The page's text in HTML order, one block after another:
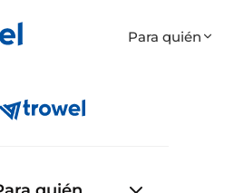
Para quién
Cueto